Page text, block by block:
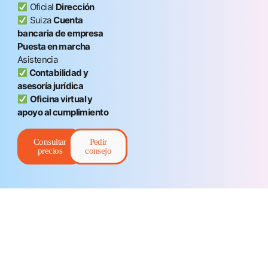
Oficial Dirección
SuizaCuenta
bancaria de empresa
Puesta en marcha
Asistencia
Contabilidad y
asesoría jurídica
Oficina virtual y
apoyo al cumplimiento
Consultar
precios
Pedir
consejo